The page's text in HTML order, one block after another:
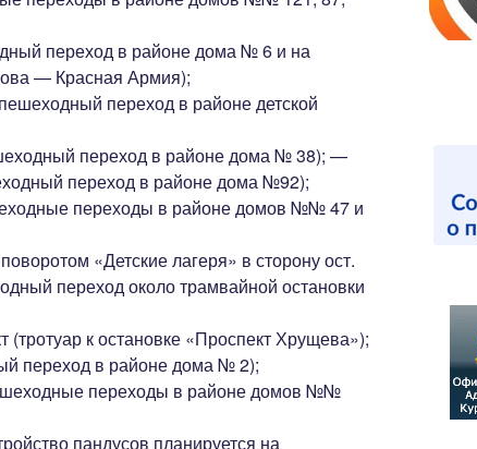
переход в районе дома № 6 и на
— Красная Армия);
переход в районе детской
переход в районе дома № 38); —
переход в районе дома №92);
переходы в районе домов №№ 47 и
«Детские лагеря» в сторону ост.
переход около трамвайной остановки
к остановке «Проспект Хрущева»);
переход в районе дома № 2);
переходы в районе домов №№
пандусов планируется на